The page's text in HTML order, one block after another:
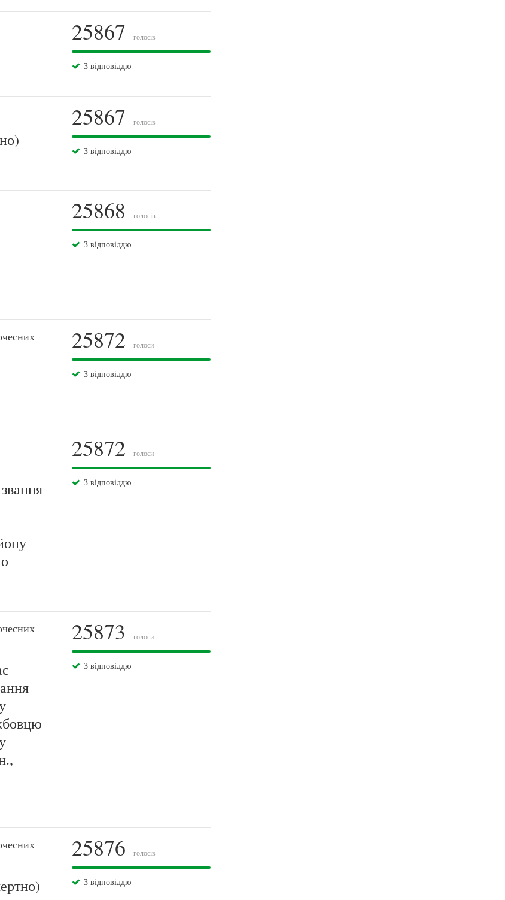
25867 голосів
З відповіддю
25867 голосів
З відповіддю
25868 голосів
З відповіддю
25872 голоси
З відповіддю
25872 голоси
З відповіддю
25873 голоси
З відповіддю
25876 голосів
З відповіддю